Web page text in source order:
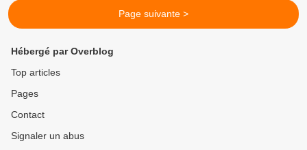
Page suivante >
Hébergé par Overblog
Top articles
Pages
Contact
Signaler un abus